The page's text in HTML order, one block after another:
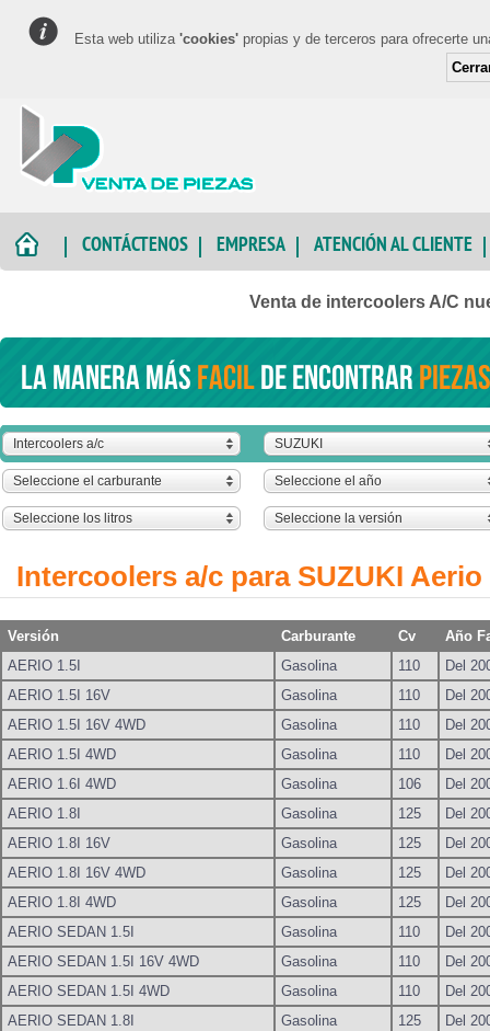
Esta web utiliza 'cookies' propias y de terceros para ofrecerte
CONTÁCTENOS EMPRESA ATENCIÓN AL CLIENTE
Venta de intercoolers A/C
La manera másfacilde encontrar
Intercoolers a/c SUZUKI
Seleccione el carburante Seleccione el año
Seleccione los litros Seleccione la versión
Intercoolers a/c para SUZUKI Aerio
Versión Carburante Cv
Año
AERIO 1.5I
Gasolina 110
Del
AERIO 1.5I 16V
Gasolina 110
Del
AERIO 1.5I 16V 4WD
Gasolina 110
Del
AERIO 1.5I 4WD
Gasolina 110
Del
AERIO 1.6I 4WD
Gasolina 106
Del
AERIO 1.8I
Gasolina 125
Del
AERIO 1.8I 16V
Gasolina 125
Del
AERIO 1.8I 16V 4WD
Gasolina 125
Del
AERIO 1.8I 4WD
Gasolina 125
Del
AERIO SEDAN 1.5I
Gasolina 110
Del
AERIO SEDAN 1.5I 16V 4WD
Gasolina 110
Del
AERIO SEDAN 1.5I 4WD
Gasolina 110
Del
AERIO SEDAN 1.8I
Gasolina 125
Del